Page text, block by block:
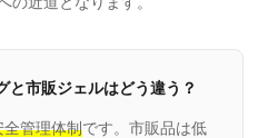
と市販ジェルはどう違う？
全管理体制です。市販品は低